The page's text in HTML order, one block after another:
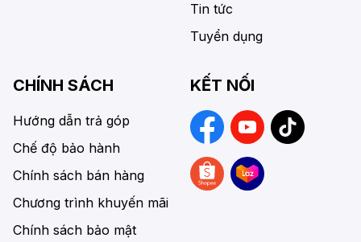
Tin tức
Tuyển dụng
CHÍNH SÁCH
Hướng dẫn trả góp
Chế độ bảo hành
Chính sách bán hàng
Chương trình khuyến mãi
Chính sách bảo mật
KẾT NỐI